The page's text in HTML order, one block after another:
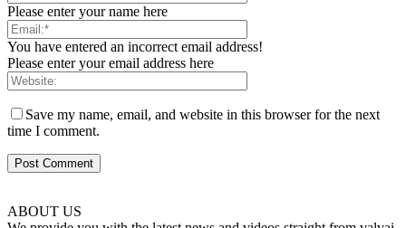
Please enter your name here
You have entered an incorrect email address!
Please enter your email address here
Save my name, email, and website in this browser for the next
time I comment.
ABOUT US